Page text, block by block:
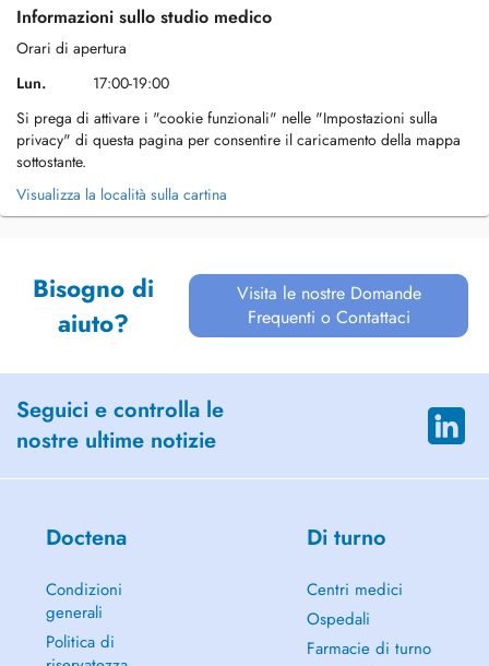
Informazioni sullo studio medico
Orari di apertura
Lun.
17:00-19:00
Si prega di attivare i "cookie funzionali" nelle "Impostazioni sulla
privacy" di questa pagina per consentire il caricamento della mappa
sottostante.
Visualizza la località sulla cartina
Bisogno di
aiuto?
Visita le nostre Domande
Frequenti o Contattaci
Seguici e controlla le
nostre ultime notizie
Doctena
Condizioni
generali
Politica di
Di turno
Centri medici
Ospedali
Farmacie di turno